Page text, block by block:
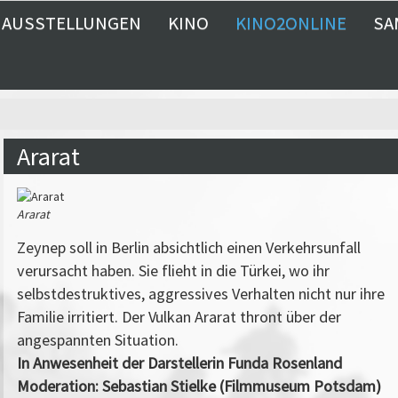
AUSSTELLUNGEN KINO KINO2ONLINE
Ararat
Ararat
Zeynep soll in Berlin absichtlich einen Verkehrsunfall
verursacht haben. Sie flieht in die Türkei, wo ihr
selbstdestruktives, aggressives Verhalten nicht nur ihre
Familie irritiert. Der Vulkan Ararat thront über der
angespannten Situation.
In Anwesenheit der Darstellerin Funda Rosenland
Moderation: Sebastian Stielke (Filmmuseum Potsdam)